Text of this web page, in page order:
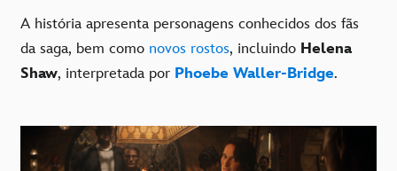
A história apresenta personagens conhecidos dos fãs
da saga, bem como novos rostos, incluindo Helena
Shaw, interpretada por Phoebe Waller-Bridge.